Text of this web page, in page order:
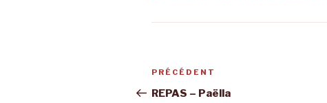
Navigation
de
Article
précédent
PRÉCÉDENT
REPAS – Paëlla